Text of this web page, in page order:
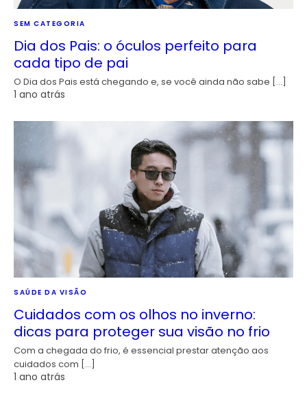
SEM CATEGORIA
Dia dos Pais: o óculos perfeito para
cada tipo de pai
O Dia dos Pais está chegando e, se você ainda não sabe […]
1 ano atrás
SAÚDE DA VISÃO
Cuidados com os olhos no inverno:
dicas para proteger sua visão no frio
Com a chegada do frio, é essencial prestar atenção aos
cuidados com […]
1 ano atrás